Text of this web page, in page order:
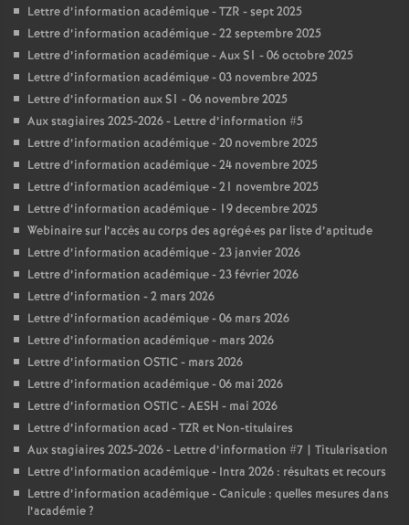
Lettre d’information académique - TZR - sept 2025
Lettre d’information académique - 22 septembre 2025
Lettre d’information académique - Aux S1 - 06 octobre 2025
Lettre d’information académique - 03 novembre 2025
Lettre d’information aux S1 - 06 novembre 2025
Aux stagiaires 2025-2026 - Lettre d’information #5
Lettre d’information académique - 20 novembre 2025
Lettre d’information académique - 24 novembre 2025
Lettre d’information académique - 21 novembre 2025
Lettre d’information académique - 19 decembre 2025
Webinaire sur l’accès au corps des agrégé·es par liste d’aptitude
Lettre d’information académique - 23 janvier 2026
Lettre d’information académique - 23 février 2026
Lettre d’information - 2 mars 2026
Lettre d’information académique - 06 mars 2026
Lettre d’information académique - mars 2026
Lettre d’information OSTIC - mars 2026
Lettre d’information académique - 06 mai 2026
Lettre d’information OSTIC - AESH - mai 2026
Lettre d’information acad - TZR et Non-titulaires
Aux stagiaires 2025-2026 - Lettre d’information #7 | Titularisation
Lettre d’information académique - Intra 2026 : résultats et recours
Lettre d’information académique - Canicule : quelles mesures dans
l’académie?